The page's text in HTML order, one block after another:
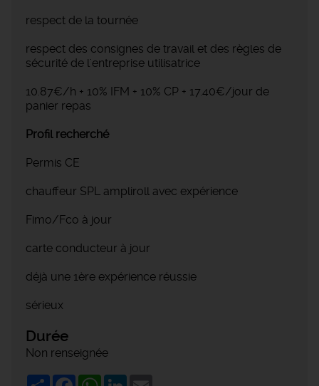
respect de la tournée
respect des consignes de travail et des règles de
sécurité de l'entreprise utilisatrice
10.87€/h + 10% IFM + 10% CP + 17.40€/jour de
panier repas
Profil recherché
Permis CE
chauffeur SPL ampliroll avec expérience
Fimo/Fco à jour
carte conducteur à jour
déjà une 1ère expérience réussie
sérieux
Durée
Non renseignée
ShareFacebookWhatsApp
LinkedIn